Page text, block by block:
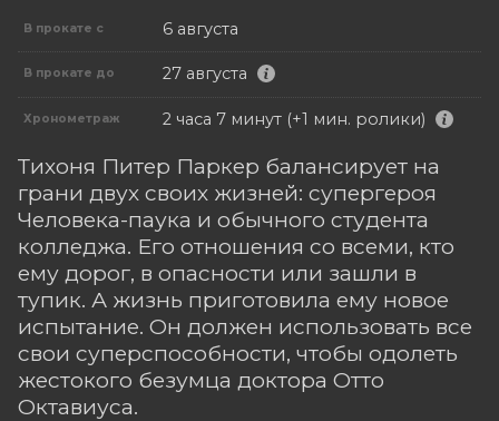
В прокате с 6 августа
В прокате до 27 августа
Хронометраж 2 часа 7 минут (+1 мин. ролики)
Тихоня Питер Паркер балансирует на
грани двух своих жизней: супергероя
Человека-паука и обычного студента
колледжа. Его отношения со всеми, кто
ему дорог, в опасности или зашли в
тупик. А жизнь приготовила ему новое
испытание. Он должен использовать все
свои суперспособности, чтобы одолеть
жестокого безумца доктора Отто
Октавиуса.